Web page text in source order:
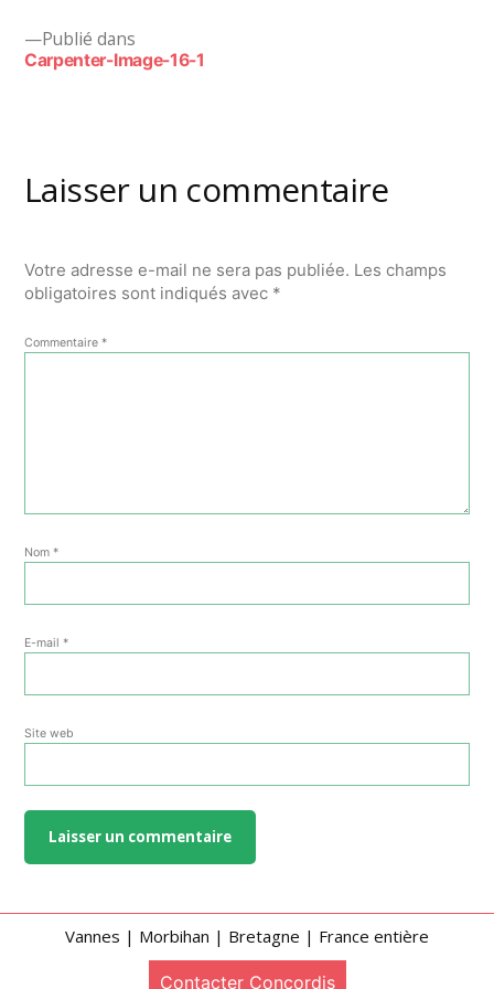
Navigation
Publié dans
Carpenter-Image-16-1
Laisser un commentaire
Votre adresse e-mail ne sera pas publiée. Les champs
obligatoires sont indiqués avec *
Commentaire *
Nom *
E-mail *
Site web
Vannes | Morbihan | Bretagne | France entière
Contacter Concordis